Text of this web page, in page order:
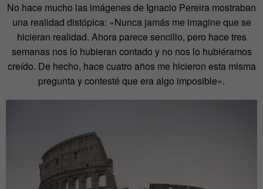
No hace mucho las imágenes de Ignacio Pereira mostraban
una realidad distópica: «Nunca jamás me imagine que se
hicieran realidad. Ahora parece sencillo, pero hace tres
semanas nos lo hubieran contado y no nos lo hubiéramos
creído. De hecho, hace cuatro años me hicieron esta misma
pregunta y contesté que era algo imposible».